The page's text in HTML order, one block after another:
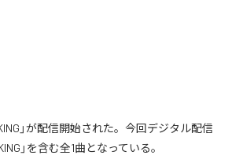
」が配信開始された。今回デジタル配信
」を含む全1曲となっている。